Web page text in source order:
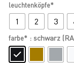
leuchtenköpfe*
1 2 3
farbe* : schwarz